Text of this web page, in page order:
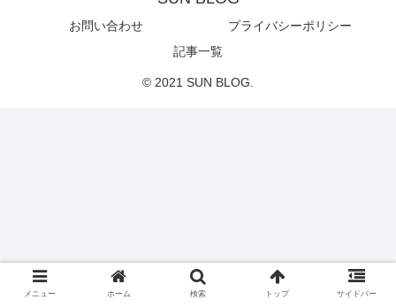
お問い合わせ
プライバシーポリシー
記事一覧
© 2021 SUN BLOG.
メニュー ホーム 検索 トップ サイドバー